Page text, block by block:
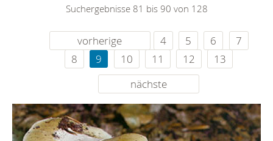
Suchergebnisse 81 bis 90 von 128
vorherige 4 5 6
7
8
9 10 11 12
13
nächste